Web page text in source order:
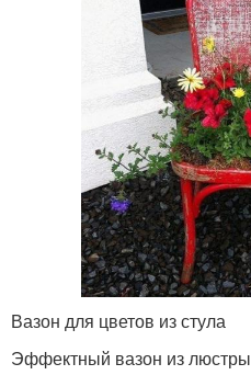
Вазон для цветов из стула
Эффектный вазон из люстры